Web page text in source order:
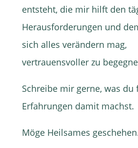
entsteht, die mir hilft den
Herausforderungen und
sich alles verändern mag,
vertrauensvoller zu
Schreibe mir gerne, was du
Erfahrungen damit machst.
Möge Heilsames